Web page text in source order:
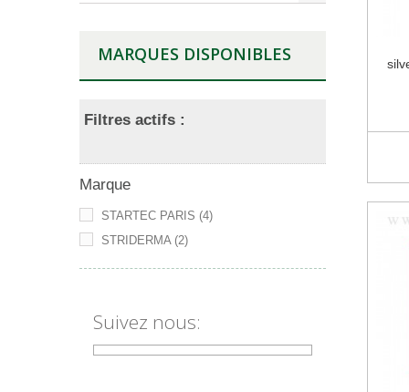
MARQUES DISPONIBLES
Filtres actifs :
Marque
STARTEC PARIS (4)
STRIDERMA(2)
Suivez nous: